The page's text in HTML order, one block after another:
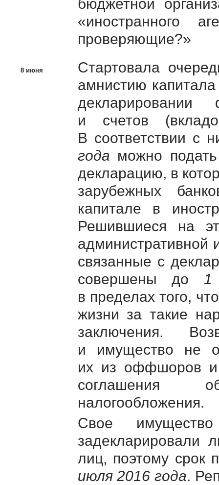
бюджетной
«иностранного
проверяющие?»
8 июня
Стартовала
амнистию
декларировании
и счетов
В соответствии с
года можно
декларацию, в
зарубежных
капитале в
Решившиеся на
административной
связанные с
совершены до 1
в пределах того,
жизни за такие
заключения.
и имущество не
их из оффшоров и
соглашения
налогообложения.
Свое
задекларировали
лиц, поэтому срок
июля 2016 года.